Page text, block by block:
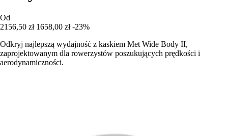
Od
2156,50 zł 1658,00 zł -23%
Odkryj najlepszą wydajność z kaskiem Met Wide Body II,
zaprojektowanym dla rowerzystów poszukujących prędkości i
aerodynamiczności.